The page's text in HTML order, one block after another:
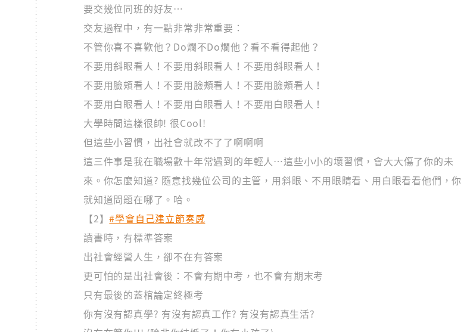
要交幾位同班的好友…
交友過程中，有一點非常非常重要：
不管你喜不喜歡他？Do爛不Do爛他？看不看得起他？
不要用斜眼看人！不要用斜眼看人！不要用斜眼看人！
不要用臉頰看人！不要用臉頰看人！不要用臉頰看人！
不要用白眼看人！不要用白眼看人！不要用白眼看人！
大學時間這樣很帥! 很Cool!
但這些小習慣，出社會就改不了了啊啊啊
這三件事是我在職場數十年常遇到的年輕人…這些小小的壞習慣，會大大傷了你的未
來。你怎麼知道? 隨意找幾位公司的主管，用斜眼、不用眼睛看、用白眼看看他們，你
就知道問題在哪了。哈。
【2】#學會自己建立節奏感
讀書時，有標準答案
出社會經營人生，卻不在有答案
更可怕的是出社會後：不會有期中考，也不會有期末考
只有最後的蓋棺論定終極考
你有沒有認真學? 有沒有認真工作? 有沒有認真生活?